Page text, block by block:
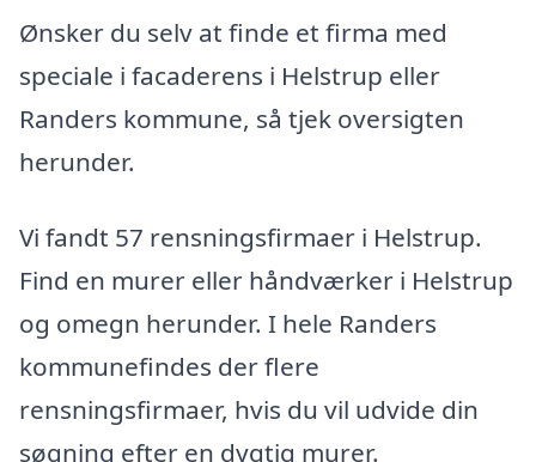
Ønsker du selv at finde et firma med
speciale i facaderens i Helstrup eller
Randers kommune, så tjek oversigten
herunder.
Vi fandt 57 rensningsfirmaer i Helstrup.
Find en murer eller håndværker i Helstrup
og omegn herunder. I hele Randers
kommunefindes der flere
rensningsfirmaer, hvis du vil udvide din
søgning efter en dygtig murer.